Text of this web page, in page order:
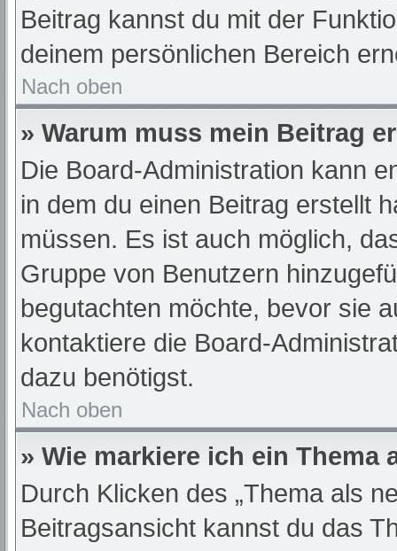
Beitrag kannst du mit der
deinem persönlichen Bereich
Nach oben
» Warum muss mein Beitrag
Die Board-Administration kann
in dem du einen Beitrag erstellt
müssen. Es ist auch möglich,
Gruppe von Benutzern
begutachten möchte, bevor sie
kontaktiere die Board-
dazu benötigst.
Nach oben
» Wie markiere ich ein Thema
Durch Klicken des „Thema als
Beitragsansicht kannst du das